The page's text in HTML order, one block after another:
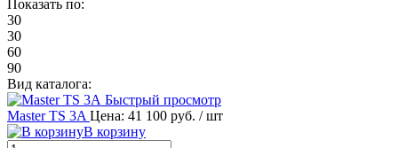
Показать по:
30
30
60
90
Вид каталога:
Быстрый просмотр
Master TS 3A Цена: 41 100 руб. / шт
В корзину